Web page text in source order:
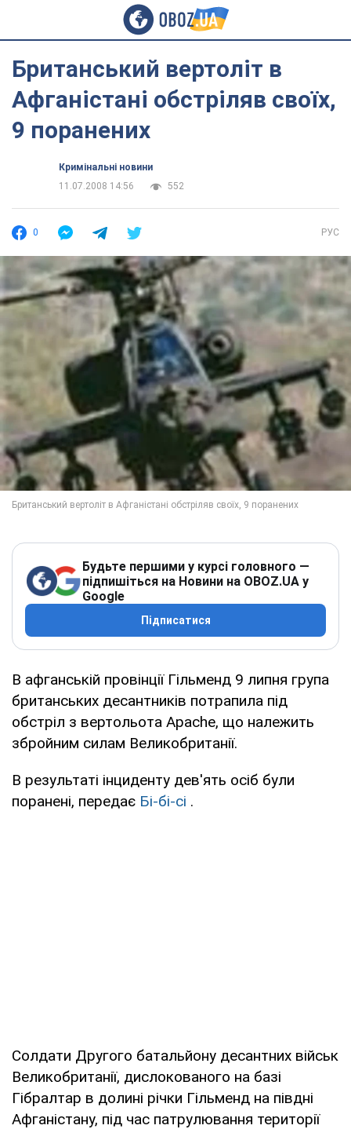
Британський вертоліт в
Афганістані обстріляв своїх,
9 поранених
Кримінальні новини
11.07.2008 14:56
552
0 РУС
Будьте першими у курсі головного —
підпишіться на Новини на OBOZ.UA у
Google
Підписатися
В афганській провінції Гільменд 9 липня група
британських десантників потрапила під
обстріл з вертольота Apache, що належить
збройним силам Великобританії.
В результаті інциденту дев'ять осіб були
поранені, передає Бі-бі-сі .
Солдати Другого батальйону десантних військ
Великобританії, дислокованого на базі
Гібралтар в долині річки Гільменд на півдні
Афганістану, під час патрулювання території